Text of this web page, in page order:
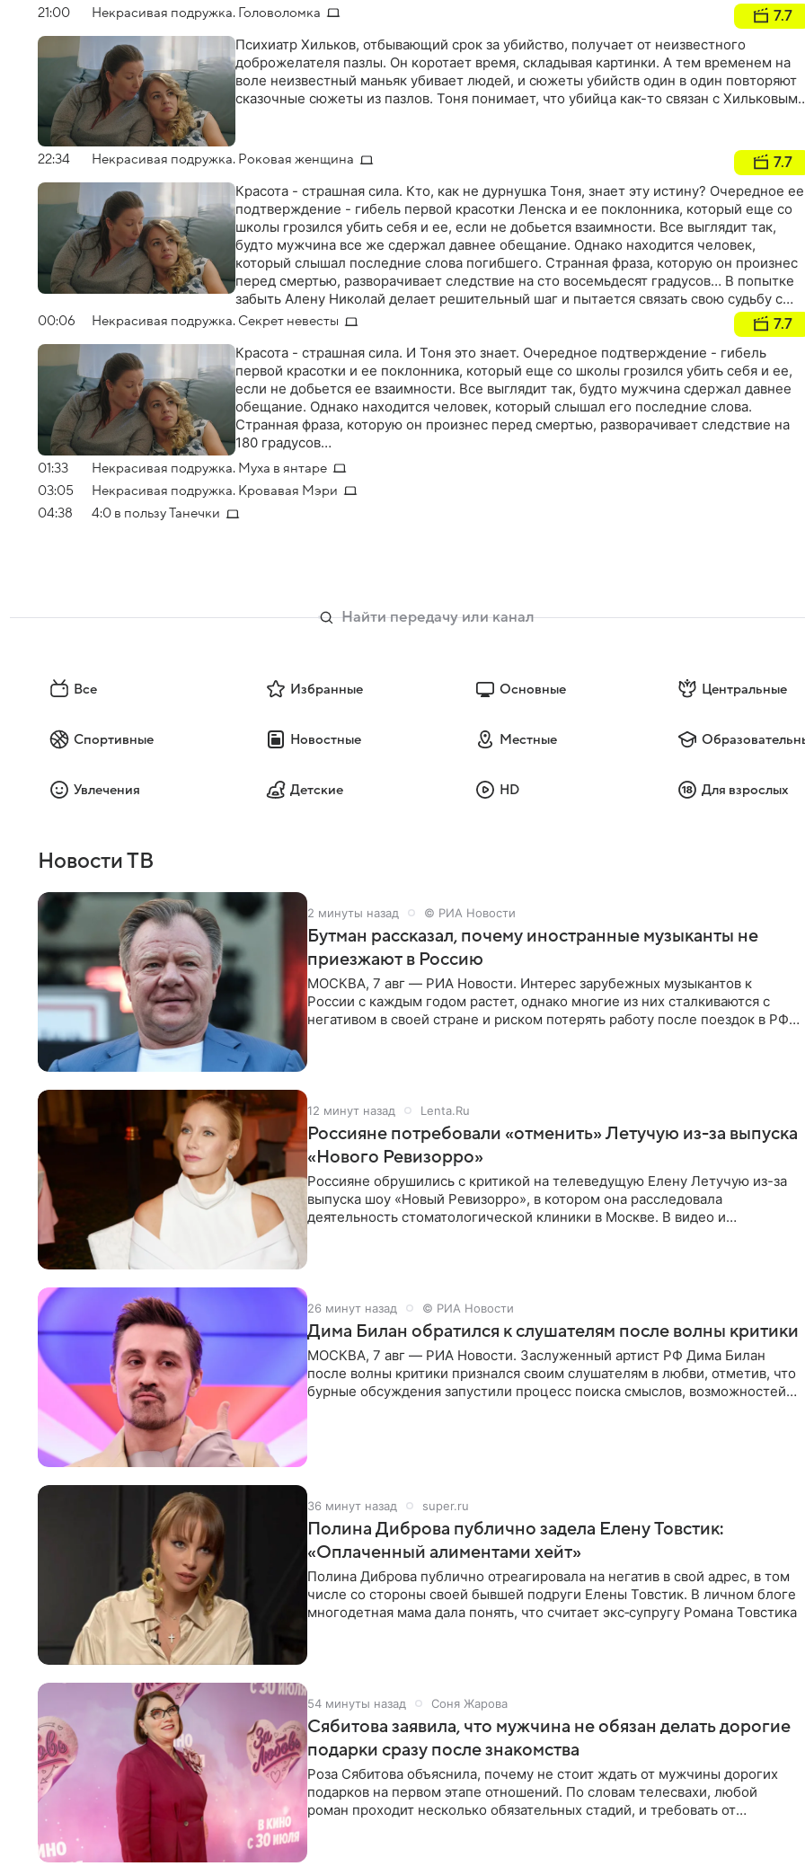
21:00 Некрасивая подружка. Головоломка 7.7
Психиатр Хильков, отбывающий срок за убийство, получает от неизвестного
доброжелателя пазлы. Он коротает время, складывая картинки. А тем временем на
воле неизвестный маньяк убивает людей, и сюжеты убийств один в один повторяют
сказочные сюжеты из пазлов. Тоня понимает, что убийца как-то связан с
22:34 Некрасивая подружка. Роковая женщина 7.7
Красота - страшная сила. Кто, как не дурнушка Тоня, знает эту истину? Очередное ее
подтверждение - гибель первой красотки Ленска и ее поклонника, который еще со
школы грозился убить себя и ее, если не добьется взаимности. Все выглядит так,
будто мужчина все же сдержал давнее обещание. Однако находится человек,
который слышал последние слова погибшего. Странная фраза, которую он произнес
перед смертью, разворачивает следствие на сто восемьдесят градусов… В попытке
забыть Алену Николай делает решительный шаг и пытается связать свою судьбу с
другой женщиной. И тут же случается катастрофа. Кто стоит за событиями,
разрушающими жизнь Коли и его близких? И какое отношение это имеет к тайне,
которую так упорно хранит Алена? Тоня пытается спасти друзей, а в ее собственной
жизни все тоже совсем не гладко…
00:06 Некрасивая подружка. Секрет невесты 7.7
Красота - страшная сила. И Тоня это знает. Очередное подтверждение - гибель
первой красотки и ее поклонника, который еще со школы грозился убить себя и ее,
если не добьется ее взаимности. Все выглядит так, будто мужчина сдержал давнее
обещание. Однако находится человек, который слышал его последние слова.
Странная фраза, которую он произнес перед смертью, разворачивает следствие на
180 градусов…
01:33
Некрасивая подружка. Муха в янтаре
03:05
Некрасивая подружка. Кровавая Мэри
04:38
4:0 в пользу Танечки
Все Избранные Основные Центральные
Спортивные Новостные Местные
Увлечения Детские HD Для взрослых
Новости ТВ
2 минуты назад © РИА Новости
Бутман рассказал, почему иностранные музыканты не
приезжают в Россию
МОСКВА, 7 авг — РИА Новости. Интерес зарубежных музыкантов к
России с каждым годом растет, однако многие из них сталкиваются с
негативом в своей стране и риском потерять работу после поездок в РФ,
12 минут назад Lenta.Ru
Россияне потребовали «отменить» Летучую из-за выпуска
«Нового Ревизорро»
Россияне обрушились с критикой на телеведущую Елену Летучую из-за
выпуска шоу «Новый Ревизорро», в котором она расследовала
деятельность стоматологической клиники в Москве. В видео и
26 минут назад © РИА Новости
Дима Билан обратился к слушателям после волны критики
МОСКВА, 7 авг — РИА Новости. Заслуженный артист РФ Дима Билан
после волны критики признался своим слушателям в любви, отметив, что
бурные обсуждения запустили процесс поиска смыслов, возможностей и
36 минут назад super.ru
Полина Диброва публично задела Елену Товстик:
«Оплаченный алиментами хейт»
Полина Диброва публично отреагировала на негатив в свой адрес, в том
числе со стороны своей бывшей подруги Елены Товстик. В личном блоге
многодетная мама дала понять, что считает экс‑супругу Романа Товстика
54 минуты назад Соня Жарова
Сябитова заявила, что мужчина не обязан делать дорогие
подарки сразу после знакомства
Роза Сябитова объяснила, почему не стоит ждать от мужчины дорогих
подарков на первом этапе отношений. По словам телесвахи, любой
роман проходит несколько обязательных стадий, и требовать от